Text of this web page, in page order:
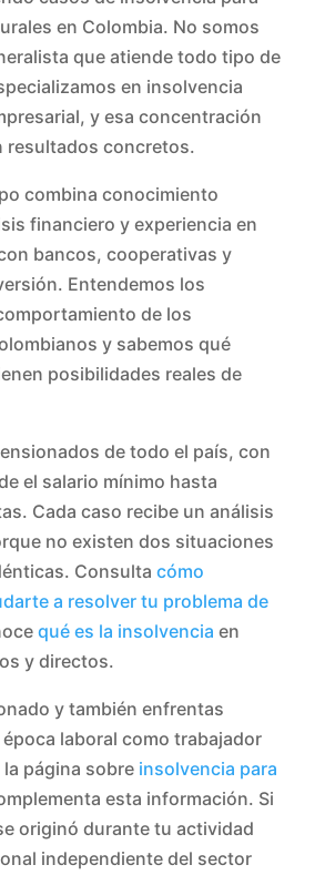
en Colombia. No somos
que atiende todo tipo de
en insolvencia
y esa concentración
resultados concretos.
combina conocimiento
financiero y experiencia en
bancos, cooperativas y
Entendemos los
de los
y sabemos qué
posibilidades reales de
de todo el país, con
el salario mínimo hasta
Cada caso recibe un análisis
no existen dos situaciones
Consulta cómo
a resolver tu problema de
qué es la insolvencia en
y directos.
y también enfrentas
laboral como trabajador
página sobre insolvencia para
esta información. Si
originó durante tu actividad
independiente del sector